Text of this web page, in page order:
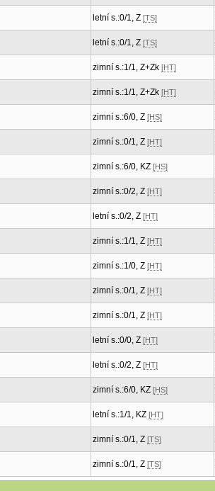
letní s.:0/1, Z [TS]
letní s.:0/1, Z [TS]
zimní s.:1/1, Z+Zk [HT]
zimní s.:1/1, Z+Zk [HT]
zimní s.:6/0, Z [HS]
zimní s.:0/1, Z [HT]
zimní s.:6/0, KZ [HS]
zimní s.:0/2, Z [HT]
letní s.:0/2, Z [HT]
zimní s.:1/1, Z [HT]
zimní s.:1/0, Z [HT]
zimní s.:0/1, Z [HT]
zimní s.:0/1, Z [HT]
letní s.:0/0, Z [HT]
letní s.:0/2, Z [HT]
zimní s.:6/0, KZ [HS]
letní s.:1/1, KZ [HT]
zimní s.:0/1, Z [TS]
zimní s.:0/1, Z [TS]